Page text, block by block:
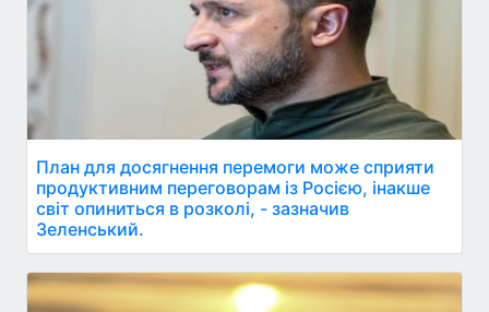
План для досягнення перемоги може сприяти
продуктивним переговорам із Росією, інакше
світ опиниться в розколі, - зазначив
Зеленський.